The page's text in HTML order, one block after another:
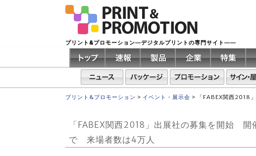
プリント&プロモーション―デジタルプリントの専門サイト――
プリント&プロモーション > イベント・展示会 > 「FABEX関西2018
「FABEX関西2018」出展社の募集を開始
で 来場者数は4万人